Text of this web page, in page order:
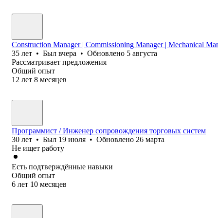
Construction Manager | Commissioning Manager | Mechanical
35 лет • Был вчера • Обновлено 5 августа
Рассматривает предложения
Общий опыт
12 лет 8 месяцев
Программист / Инженер сопровождения торговых систем
30 лет • Был 19 июля • Обновлено 26 марта
Не ищет работу
Есть подтверждённые навыки
Общий опыт
6 лет 10 месяцев